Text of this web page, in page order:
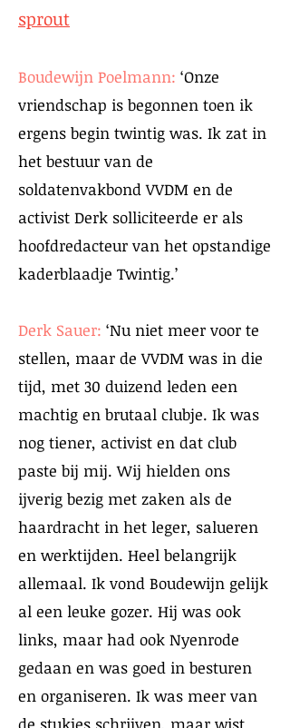
sprout
Boudewijn Poelmann: ‘Onze
vriendschap is begonnen toen ik
ergens begin twintig was. Ik zat in
het bestuur van de
soldatenvakbond VVDM en de
activist Derk solliciteerde er als
hoofdredacteur van het opstandige
kaderblaadje Twintig.’
Derk Sauer: ‘Nu niet meer voor te
stellen, maar de VVDM was in die
tijd, met 30 duizend leden een
machtig en brutaal clubje. Ik was
nog tiener, activist en dat club
paste bij mij. Wij hielden ons
ijverig bezig met zaken als de
haardracht in het leger, salueren
en werktijden. Heel belangrijk
allemaal. Ik vond Boudewijn gelijk
al een leuke gozer. Hij was ook
links, maar had ook Nyenrode
gedaan en was goed in besturen
en organiseren. Ik was meer van